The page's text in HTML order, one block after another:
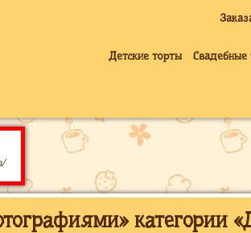
Детские торты Свадебные
категории